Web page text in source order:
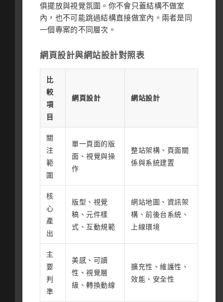
俱擺放與視覺氛圍。你不會只蓋結構不做室
內，也不可能跳過結構直接做室內。兩者是同
一個專案的不同層次。
網頁設計與網站設計對照表
比
較
項
目
網頁設計 網站設計
關
注
範
圍
單一頁面的版
面、視覺與操
作
整站架構、頁面關
係與系統建置
核
心
產
出
版型、視覺
稿、元件樣
式、互動規範
網站地圖、資訊架
構、前後台系統、
上線環境
主
要
判
準
美感、可讀
性、視覺層
級、轉換動線
擴充性、維護性、
效能、安全性